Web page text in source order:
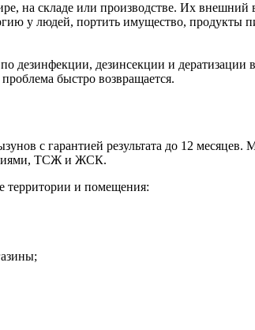
на складе или производстве. Их
у людей, портить имущество, продукты
дезинсекции и дератизации
быстро возвращается.
с гарантией результата до 12 месяцев.
ТСЖ и ЖСК.
территории и помещения: